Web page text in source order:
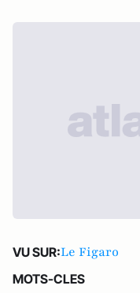
VU SUR:Le Figaro
MOTS-CLES